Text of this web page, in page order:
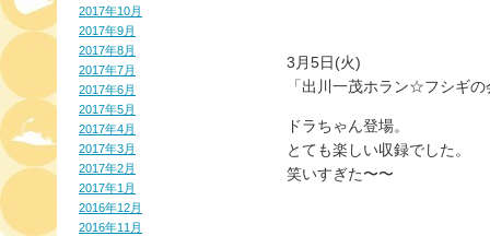
2017年10月
2017年9月
2017年8月
2017年7月
2017年6月
2017年5月
2017年4月
2017年3月
2017年2月
2017年1月
2016年12月
2016年11月
3月5日(火)
「出川一茂ホラン☆フシギの
ドラちゃん登場。
とても楽しい収録でした。
笑いすぎた〜〜